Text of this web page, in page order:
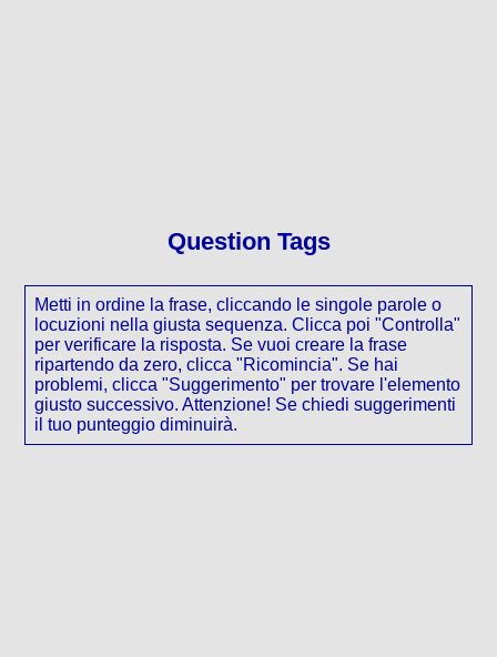
Question Tags
Metti in ordine la frase, cliccando le singole parole o
locuzioni nella giusta sequenza. Clicca poi "Controlla"
per verificare la risposta. Se vuoi creare la frase
ripartendo da zero, clicca "Ricomincia". Se hai
problemi, clicca "Suggerimento" per trovare l'elemento
giusto successivo. Attenzione! Se chiedi suggerimenti
il tuo punteggio diminuirà.